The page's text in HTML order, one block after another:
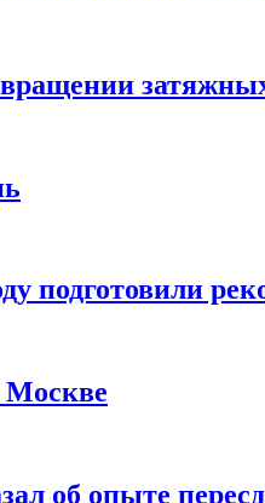
подготовили
Москве
об опыте